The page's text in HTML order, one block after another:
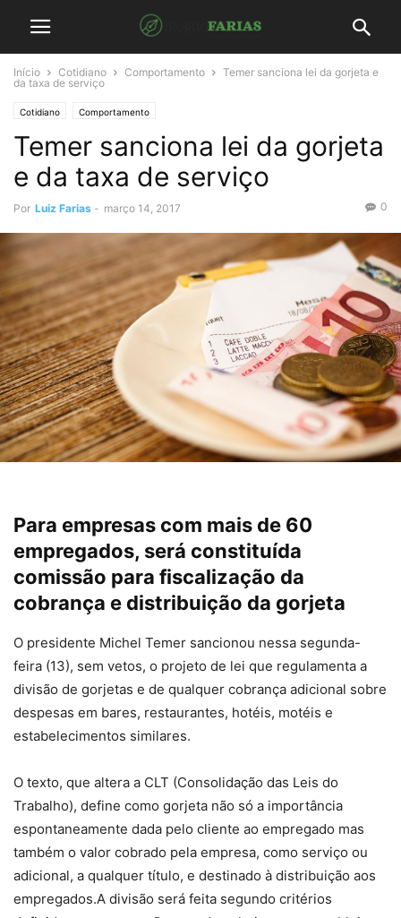
Início Cotidiano Comportamento
Temer sanciona lei da gorjeta e
da taxa de serviço
Cotidiano Comportamento
Temer sanciona lei da gorjeta
e da taxa de serviço
Por Luiz Farias - março 14, 2017 0
Para empresas com mais de 60
empregados, será constituída
comissão para fiscalização da
cobrança e distribuição da gorjeta
O presidente Michel Temer sancionou nessa segunda-
feira (13), sem vetos, o projeto de lei que regulamenta a
divisão de gorjetas e de qualquer cobrança adicional sobre
despesas em bares, restaurantes, hotéis, motéis e
estabelecimentos similares.
O texto, que altera a CLT (Consolidação das Leis do
Trabalho), define como gorjeta não só a importância
espontaneamente dada pelo cliente ao empregado mas
também o valor cobrado pela empresa, como serviço ou
adicional, a qualquer título, e destinado à distribuição aos
empregados.A divisão será feita segundo critérios